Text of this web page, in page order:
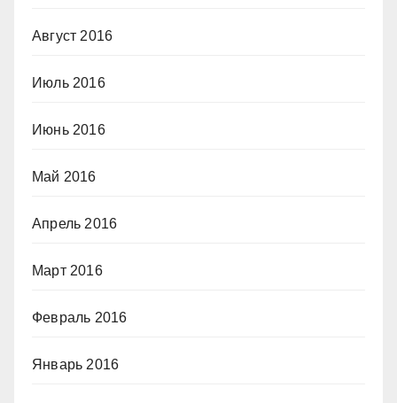
Август 2016
Июль 2016
Июнь 2016
Май 2016
Апрель 2016
Март 2016
Февраль 2016
Январь 2016